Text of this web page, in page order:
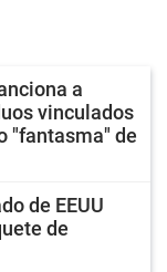
a
vinculados
"fantasma" de
de EEUU
de